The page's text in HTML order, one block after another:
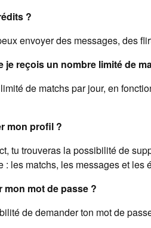
?
envoyer des messages, des
je reçois un nombre limité de
de matchs par jour, en
mon profil ?
tu trouveras la possibilité de
: les matchs, les messages et les
mot de passe ?
de demander ton mot de